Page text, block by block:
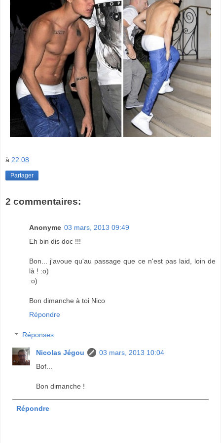
à 22:08
Partager
2 commentaires:
Anonyme 03 mars, 2013 09:49
Eh bin dis doc !!!
Bon... j'avoue qu'au passage que ce n'est pas laid, loin de
là ! :o)
:o)
Bon dimanche à toi Nico
Répondre
Réponses
Nicolas Jégou
03 mars, 2013 10:04
Bof...
Bon dimanche !
Répondre